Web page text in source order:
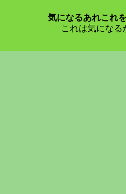
気になるあれこれ
これは気になる